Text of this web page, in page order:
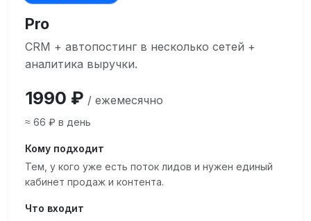
Pro
CRM + автопостинг в несколько сетей +
аналитика выручки.
1990 ₽ / ежемесячно
≈ 66 ₽ в день
Кому подходит
Тем, у кого уже есть поток лидов и нужен единый
кабинет продаж и контента.
Что входит